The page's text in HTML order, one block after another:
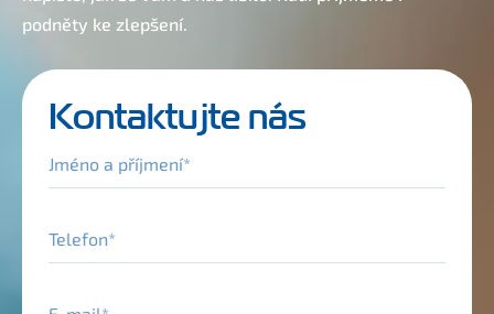
podněty ke zlepšení.
Kontaktujte nás
Jméno a příjmení
Telefon
E-mail